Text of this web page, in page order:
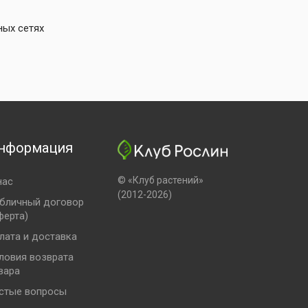
сетях
договор
и доставка
возврата
вопросы
© «Клуб растений»
(2012-2026)